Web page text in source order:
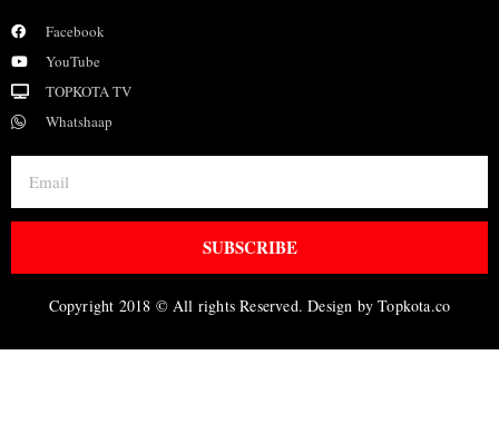
Facebook
YouTube
TOPKOTA TV
Whatshaap
SUBSCRIBE
Copyright 2018 © All rights Reserved. Design by Topkota.co